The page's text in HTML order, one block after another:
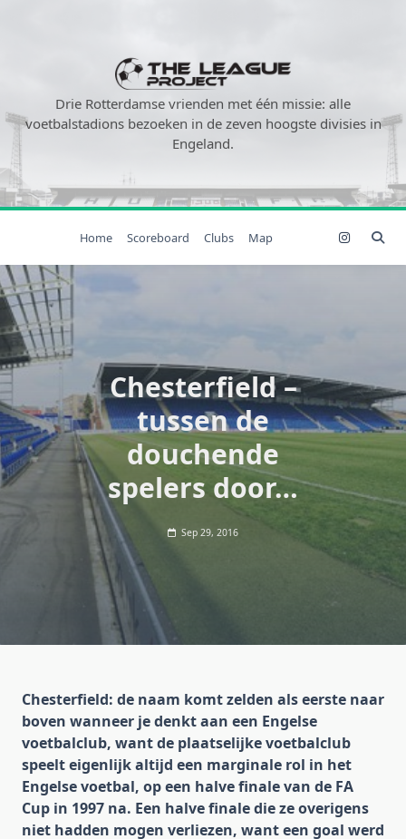
Drie Rotterdamse vrienden met één missie: alle
voetbalstadions bezoeken in de zeven hoogste divisies in
Engeland.
Home Scoreboard Clubs Map
Chesterfield –
tussen de
douchende
spelers door…
Sep 29, 2016
Chesterfield: de naam komt zelden als eerste naar
boven wanneer je denkt aan een Engelse
voetbalclub, want de plaatselijke voetbalclub
speelt eigenlijk altijd een marginale rol in het
Engelse voetbal, op een halve finale van de FA
Cup in 1997 na. Een halve finale die ze overigens
niet hadden mogen verliezen, want een goal werd